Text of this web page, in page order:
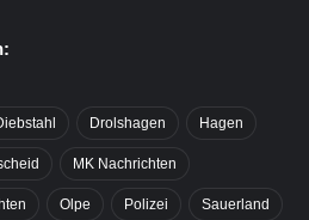
Drolshagen Hagen
MK Nachrichten
Olpe Polizei Sauerland